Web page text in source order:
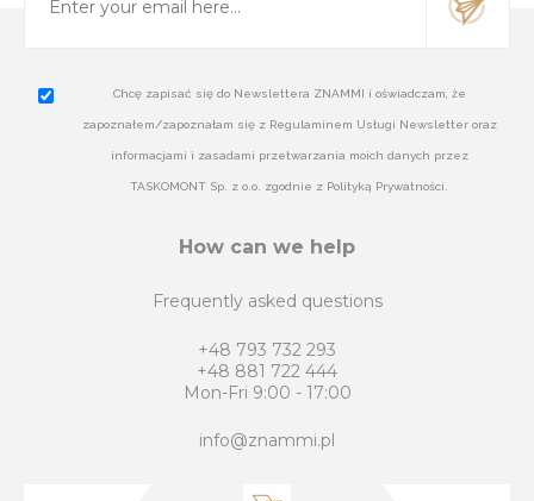
Chcę zapisać się do Newslettera ZNAMMI i oświadczam, że
zapoznałem/zapoznałam się z Regulaminem Usługi Newsletter oraz
informacjami i zasadami przetwarzania moich danych przez
TASKOMONT Sp. z o.o. zgodnie z Polityką Prywatności.
How can we help
Frequently asked questions
+48 793 732 293
+48 881 722 444
Mon-Fri 9:00 - 17:00
info@znammi.pl